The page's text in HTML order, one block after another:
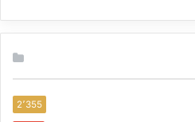
2٬355